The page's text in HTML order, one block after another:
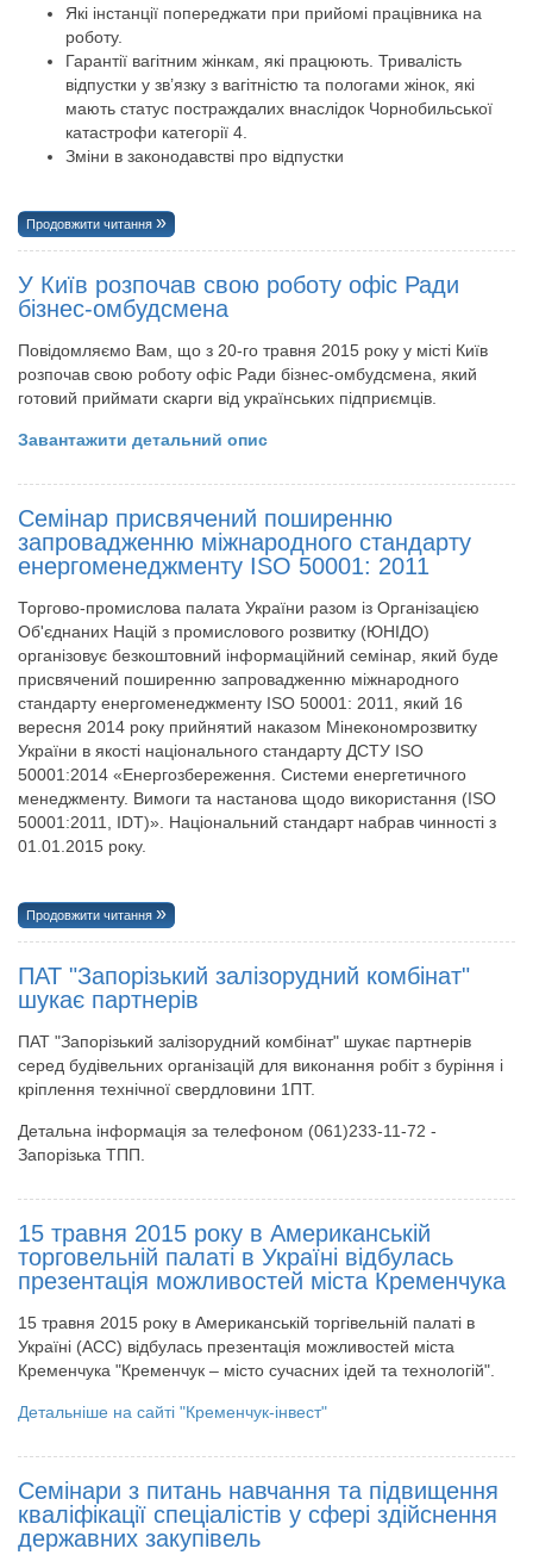
Які інстанції попереджати при прийомі працівника на
роботу.
Гарантії вагітним жінкам, які працюють. Тривалість
відпустки у зв’язку з вагітністю та пологами жінок, які
мають статус постраждалих внаслідок Чорнобильської
катастрофи категорії 4.
Зміни в законодавстві про відпустки
Продовжити читання
У Київ розпочав свою роботу офіс Ради
бізнес-омбудсмена
Повідомляємо Вам, що з 20-го травня 2015 року у місті Київ
розпочав свою роботу офіс Ради бізнес-омбудсмена, який
готовий приймати скарги від українських підприємців.
Завантажити детальний опис
Семінар присвячений поширенню
запровадженню міжнародного стандарту
енергоменеджменту ISO 50001: 2011
Торгово-промислова палата України разом із Організацією
Об'єднаних Націй з промислового розвитку (ЮНІДО)
організовує безкоштовний інформаційний семінар, який буде
присвячений поширенню запровадженню міжнародного
стандарту енергоменеджменту ISO 50001: 2011, який 16
вересня 2014 року прийнятий наказом Мінекономрозвитку
України в якості національного стандарту ДСТУ ISO
50001:2014 «Енергозбереження. Системи енергетичного
менеджменту. Вимоги та настанова щодо використання (ISO
50001:2011, ІDT)». Національний стандарт набрав чинності з
01.01.2015 року.
Продовжити читання
ПАТ "Запорізький залізорудний комбінат"
шукає партнерів
ПАТ "Запорізький залізорудний комбінат" шукає партнерів
серед будівельних організацій для виконання робіт з буріння і
кріплення технічної свердловини 1ПТ.
Детальна інформація за телефоном (061)233-11-72 -
Запорізька ТПП.
15 травня 2015 року в Американській
торговельній палаті в Україні відбулась
презентація можливостей міста Кременчука
15 травня 2015 року в Американській торгівельній палаті в
Україні (АСС) відбулась презентація можливостей міста
Кременчука "Кременчук – місто сучасних ідей та технологій".
Детальніше на сайті "Кременчук-інвест"
Семінари з питань навчання та підвищення
кваліфікації спеціалістів у сфері здійснення
державних закупівель